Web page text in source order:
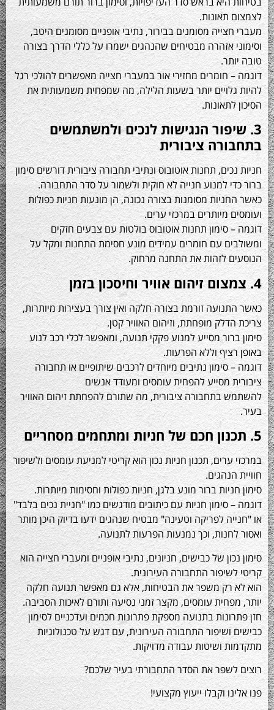
מסומנים בבירור, נתיבי אופניים מסומנים היטב,
אזהרה מבטיחים שהנהגים ישמרו על כללי הדרך בצורה
חומרים מחזירי אור במעברי חצייה מאפשרים להולכי רגל
יותר בשעות הלילה, מה שמפחית משמעותית את
הנגישות לנכים ולמשתמשים
ציבורית
תחנות אוטובוס ונתיבי תחבורה ציבורית דורשים סימון
למנוע חנייה לא חוקית ולשמור על סדר התחבורה.
מסומנות בצורה נכונה, הן מונעות חניות כפולות
מיותרים במרכזי ערים.
סימון תחנות אוטובוס בולטות עם צבעים חזקים
עם חומרים עמידים מונע חסימת התחנות ומקל על
לזהות את התחנה מרחוק.
זורמת בצורה חלקה ואין צורך בעצירות מיותרות,
מופחתת, וזיהום האוויר קטן.
מסייע למנוע פקקי תנועה, ומאפשר לכלי רכב לנוע
וללא הפרעות.
סימון נתיבים מיוחדים לרכבים שיתופיים או תחבורה
מסייע להפחית עומסים ומעודד אנשים
בתחבורה ציבורית, מה שתורם להפחתת זיהום האוויר
תכנון חניות נכון הוא קריטי למניעת עומסים ולשיפור
ברור מונע בלגן, חניות כפולות וחסימות מיותרות.
סימון חניות עם כיתובים מודגשים כמו "חניית נכים בלבד"
לפריקה וטעינה" מבטיח שנהגים ידעו בדיוק היכן מותר
וכך נמנעות הפרעות לתנועה.
של כבישים, חניונים, נתיבי אופניים ומעברי חצייה הוא
התחבורה העירונית.
רק משפר את הבטיחות, אלא גם מאפשר תנועה חלקה
עומסים, מקצר זמני נסיעה ותורם לאיכות הסביבה.
בתנועה מספקת פתרונות חכמים ועדכניים לסימון
התחבורה העירונית, עם דגש על טכנולוגיות
ושיטות עבודה מדויקות.
את הסדר התחבורתי בעיר שלכם?
וקבלו ייעוץ מקצועי!